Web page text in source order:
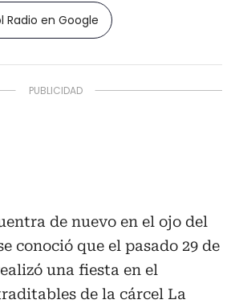
Radio en Google
de nuevo en el ojo del
conoció que el pasado 29 de
una fiesta en el
de la cárcel La